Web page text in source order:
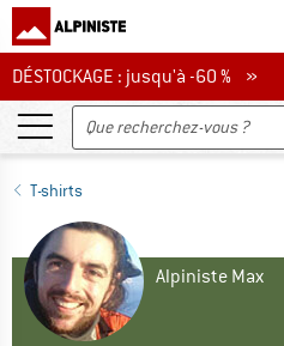
DÉSTOCKAGE : jusqu'à -60 %
DÉSTOCKAGE : jusqu'à -60 % »
T-shirts
Alpiniste Max